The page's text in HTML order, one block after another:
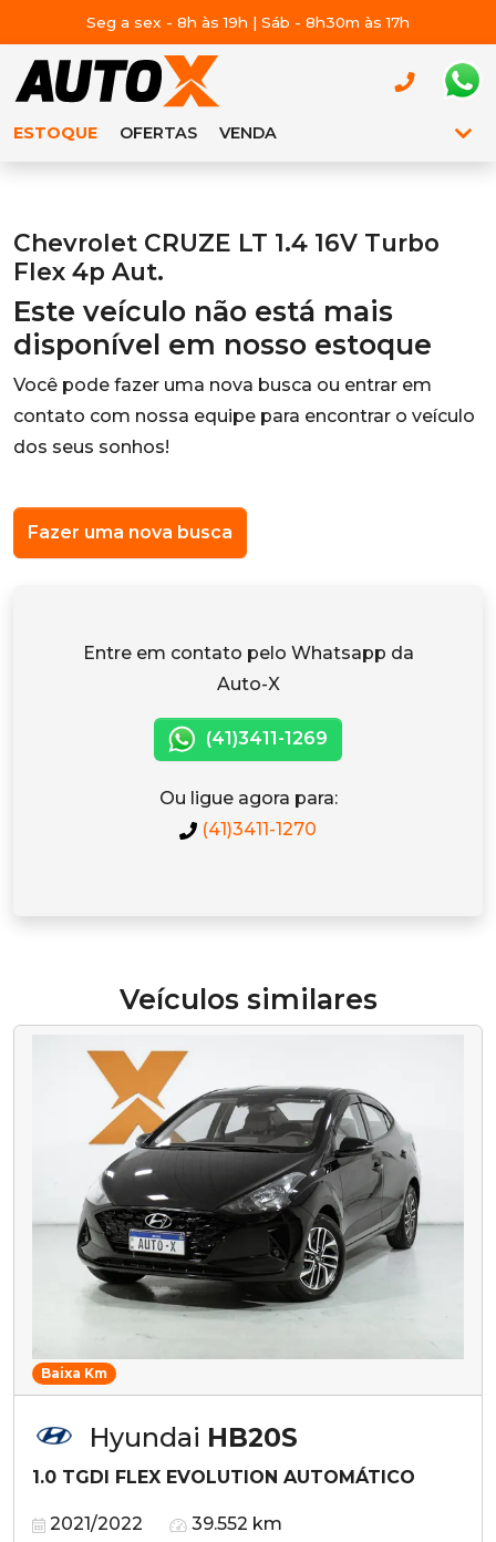
Seg a sex - 8h às 19h | Sáb - 8h30m às 17h
ESTOQUE OFERTAS VENDA
Chevrolet CRUZE LT 1.4 16V Turbo
Flex 4p Aut.
Este veículo não está mais
disponível em nosso estoque
Você pode fazer uma nova busca ou entrar em
contato com nossa equipe para encontrar o veículo
dos seus sonhos!
Fazer uma nova busca
Entre em contato pelo Whatsapp da
Auto-X
(41)3411-1269
Ou ligue agora para:
(41)3411-1270
Veículos similares
Baixa Km
Hyundai HB20S
1.0 TGDI FLEX EVOLUTION AUTOMÁTICO
2021/2022 39.552 km